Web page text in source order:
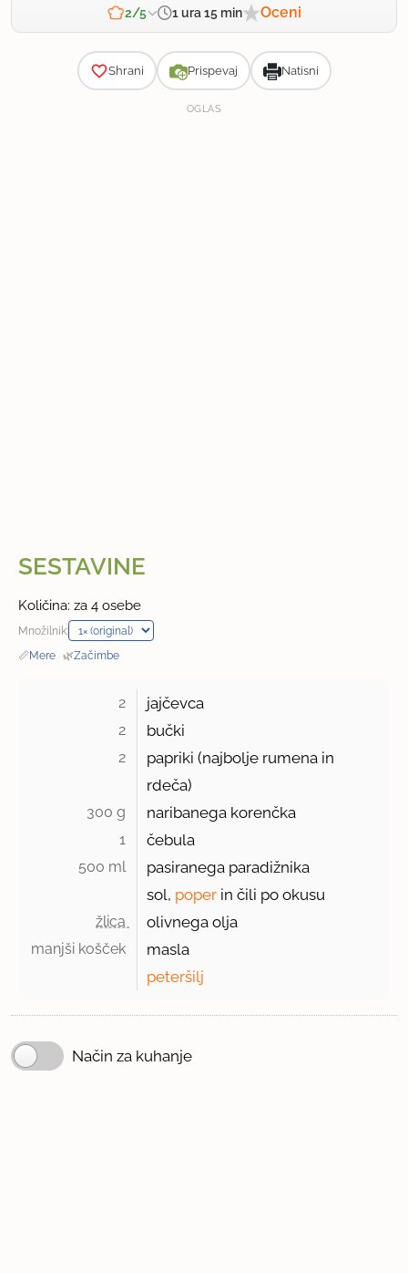
2/5 1 ura 15 min Oceni
Shrani Prispevaj Natisni
OGLAS
SESTAVINE
Količina: za 4 osebe
Množilnik:
📏Mere · 🌿Začimbe
2 jajčevca
2 bučki
2
papriki (najbolje rumena in
rdeča)
300 g naribanega korenčka
1 čebula
500 ml
pasiranega paradižnika
sol, poper in čili po okusu
žlica olivnega olja
manjši košček
masla
peteršilj
Način za kuhanje